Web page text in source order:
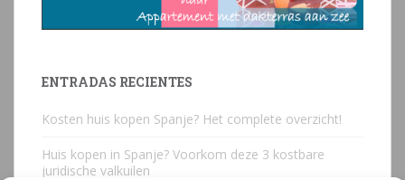
ENTRADAS RECIENTES
Kosten huis kopen Spanje? Het complete overzicht!
Huis kopen in Spanje? Voorkom deze 3 kostbare
juridische valkuilen